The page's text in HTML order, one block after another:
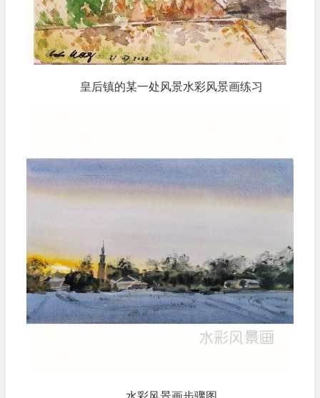
皇后镇的某一处风景水彩风景画练习